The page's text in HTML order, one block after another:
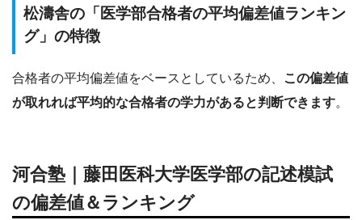
松濤舎の「医学部合格者の平均偏差値ランキン
グ」の特徴
合格者の平均偏差値をベースとしているため、 この偏差値
が取れれば平均的な合格者の学力があると判断できます。
河合塾｜藤田医科大学医学部の記述模試
の偏差値＆ランキング